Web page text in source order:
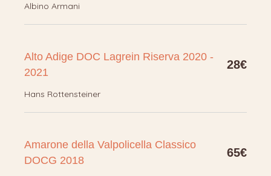
Albino Armani
Alto Adige DOC Lagrein Riserva 2020 -
2021
28€
Hans Rottensteiner
Amarone della Valpolicella Classico
DOCG 2018
65€